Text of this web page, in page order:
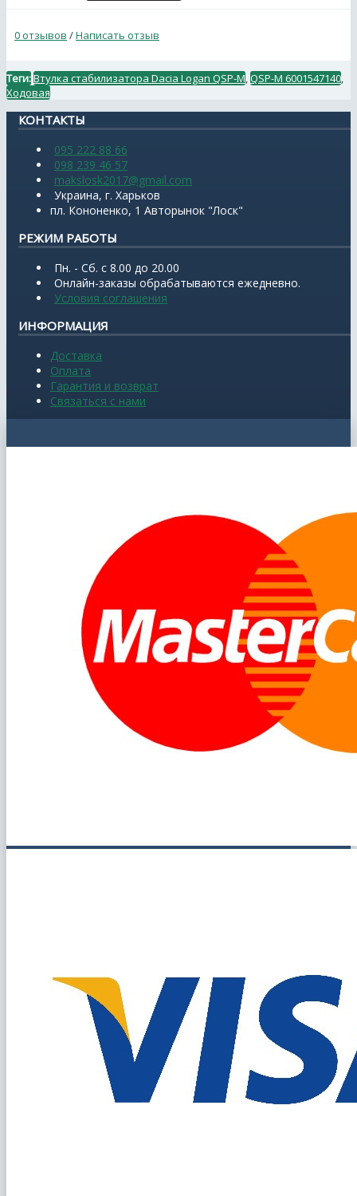
0 отзывов /Написать отзыв
Теги:Втулка стабилизатора Dacia Logan QSP-M QSP-M 6001547140
Ходовая
КОНТАКТЫ
095 222 88 66
098 239 46 57
makslosk2017@gmail.com
Украина, г. Харьков
пл. Кононенко, 1 Авторынок "Лоск"
РЕЖИМ РАБОТЫ
Пн. - Сб. с 8.00 до 20.00
Онлайн-заказы обрабатываются ежедневно.
Условия соглашения
ИНФОРМАЦИЯ
Доставка
Оплата
Гарантия и возврат
Связаться с нами